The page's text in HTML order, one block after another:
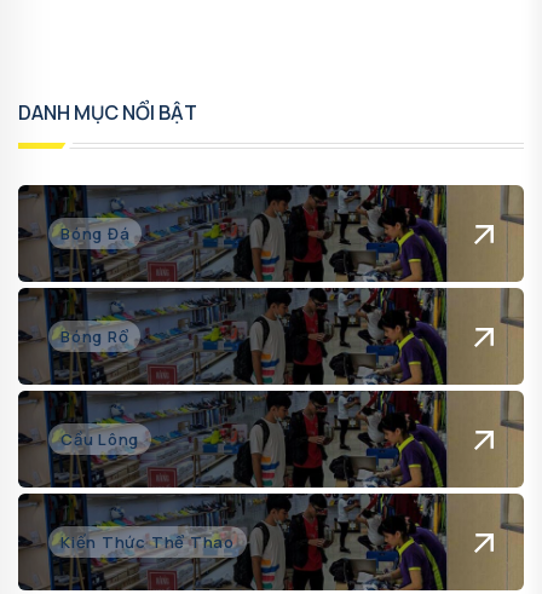
DANH MỤC NỔI BẬT
Bóng Đá
Bóng Rổ
Cầu Lông
Kiến Thức Thể Thao